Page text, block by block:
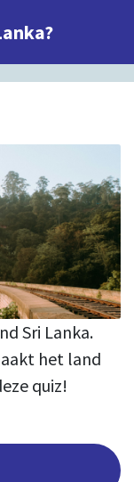
Sri Lanka.
het land
quiz!